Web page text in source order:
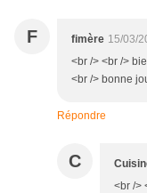
F fimère 15/03/
<br /> <br />
<br /> bonne
Répondre
C
<br />